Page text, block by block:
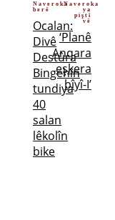
Naveroka
berê
Ocalan:
Divê
Destûra
Bingehîn
tundiya
40
salan
lêkolîn
bike
Naveroka
ya
piştî
vê
‘Planê
Anqara
eşkera
bîyî-I’